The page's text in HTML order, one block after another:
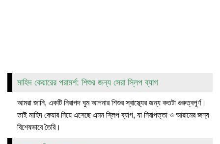
মাহিদ কেয়ারের পরামর্শ: শিশুর জন্য সেরা স্লিপ ব্যাগ
আমরা জানি, একটি নিরাপদ ঘুম আপনার শিশুর স্বাস্থ্যের জন্য কতটা গুরুত্বপূর্ণ।
তাই মাহিদ কেয়ার নিয়ে এসেছে এমন স্লিপ ব্যাগ, যা নিরাপত্তা ও আরামের জন্য
বিশেষভাবে তৈরি।